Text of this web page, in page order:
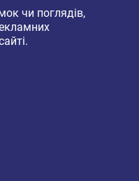
чи поглядів,